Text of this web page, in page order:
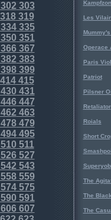
303
318319
335
351
367
383
398399
415
431
447
463
478479
495
511
527
543
558559
575
591
607
Les
Operace
Paris
Patriot
Pilsner
Retaliator
Roials
Short
Superyob
The
The
The